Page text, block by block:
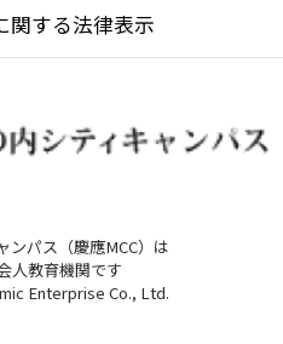
関する法律表示
ンパス（慶應MCC）は
人教育機関です
Enterprise Co., Ltd.